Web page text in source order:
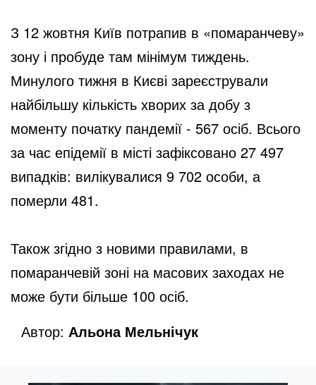
З 12 жовтня Київ потрапив в «помаранчеву»
зону і пробуде там мінімум тиждень.
Минулого тижня в Києві зареєстрували
найбільшу кількість хворих за добу з
моменту початку пандемії - 567 осіб. Всього
за час епідемії в місті зафіксовано 27 497
випадків: вилікувалися 9 702 особи, а
померли 481.
Також згідно з новими правилами, в
помаранчевій зоні на масових заходах не
може бути більше 100 осіб.
Автор: Альона Мельнічук